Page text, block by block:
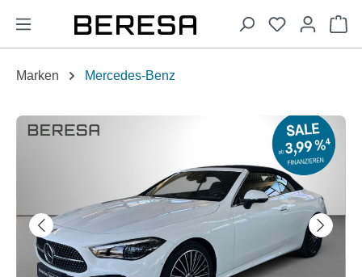
springen
Marken Mercedes-Benz
Bildergalerie überspringen